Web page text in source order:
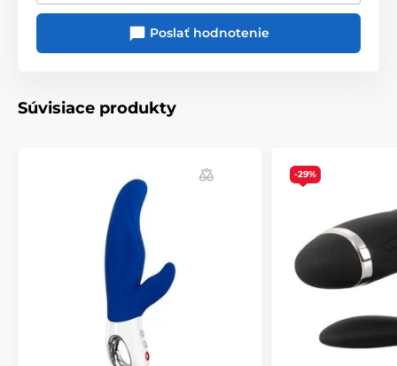
Poslať hodnotenie
Súvisiace produkty
-29%